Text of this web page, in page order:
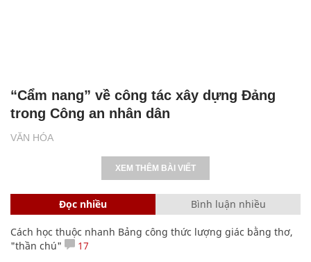
VĂN HÓA
“Cẩm nang” về công tác xây dựng Đảng
trong Công an nhân dân
XEM THÊM BÀI VIẾT
Đọc nhiều Bình luận nhiều
Cách học thuộc nhanh Bảng công thức lượng giác bằng thơ,
"thần chú"
17